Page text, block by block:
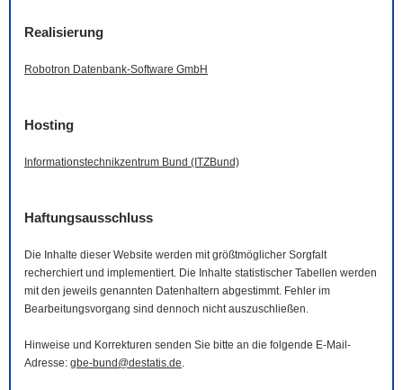
Realisierung
Robotron Datenbank-Software GmbH
Hosting
Informationstechnikzentrum Bund (ITZBund)
Haftungsausschluss
Die Inhalte dieser Website werden mit größtmöglicher Sorgfalt
recherchiert und implementiert. Die Inhalte statistischer Tabellen werden
mit den jeweils genannten Datenhaltern abgestimmt. Fehler im
Bearbeitungsvorgang sind dennoch nicht auszuschließen.
Hinweise und Korrekturen senden Sie bitte an die folgende E-Mail -
Adresse: gbe-bund@destatis.de.